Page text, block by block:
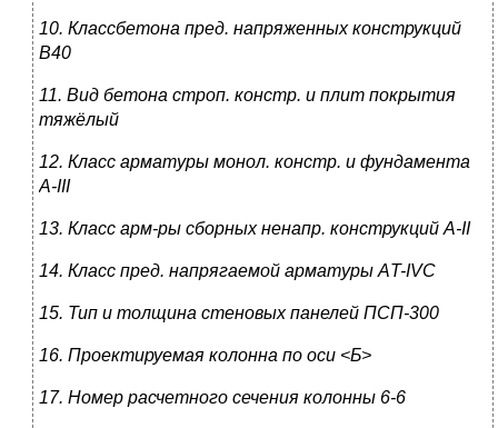
10. Классбетона пред. напряженных конструкций
В40
11. Вид бетона строп. констр. и плит покрытия
тяжёлый
12. Класс арматуры монол. констр. и фундамента
А-III
13. Класс арм-ры сборных ненапр. конструкций А-II
14. Класс пред. напрягаемой арматуры АT-IVC
15. Тип и толщина стеновых панелей ПСП-300
16. Проектируемая колонна по оси <Б>
17. Номер расчетного сечения колонны 6-6